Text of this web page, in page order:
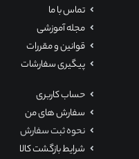
تماس با ما
مجله آموزشی
قوانین و مقررات
پیگیری سفارشات
حساب کاربری
سفارش های من
نحوه ثبت سفارش
شرایط بازگشت کالا